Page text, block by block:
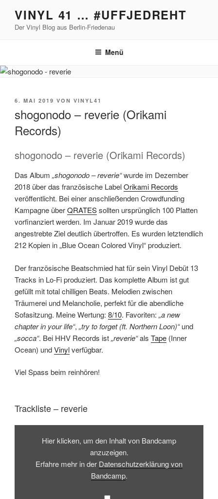
Inhalt
springen
VINYL 41 … #UFFJEDREHT
Der Vinyl Blog aus Berlin-Friedenau
Menü
VERÖFFENTLICHT
6. MAI 2019 VON VINYL41
shogonodo – reverie (Orikami
Records)
shogonodo – reverie (Orikami Records)
Das Album „shogonodo – reverie“wurde im Dezember
2018 über das französische LabelOrikami Records
veröffentlicht. Bei einer anschließenden Crowdfunding
Kampagne überQRATESsollten ursprünglich 100 Platten
vorfinanziert werden. Im Januar 2019 wurde das
angestrebte Ziel deutlich übertroffen. Es wurden letztendlich
212 Kopien in „Blue Ocean Colored Vinyl“ produziert.
Der französische Beatschmied hat für sein Vinyl Debüt 13
Tracks in Lo-Fi produziert. Das komplette Album ist gut
gefüllt mit total chilligen Beats. Melodien zwischen
Träumerei und Melancholie, perfekt für die abendliche
Sofasitzung. Meine Wertung: 8/10. Favoriten: „a new
chapter in your life“, „try to forget (ft. Northern Loon)“und
„socca“. Bei HHV Records ist„reverie“als Tape (Inner
Ocean) undVinylverfügbar.
Viel Spass beim reinhören!
Trackliste – reverie
Inhalt
BandcampHier klicken, um den Inhalt von Bandcamp
anzuzeigen.
Erfahre mehr in der Datenschutzerklärung von
Bandcamp.